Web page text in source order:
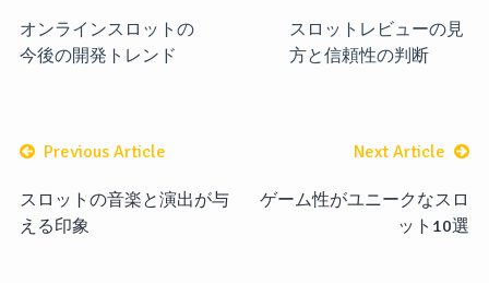
オンラインスロットの
今後の開発トレンド
スロットレビューの見
方と信頼性の判断
Previous Article
スロットの音楽と演出が与
える印象
Next Article
ゲーム性がユニークなスロ
ット10選